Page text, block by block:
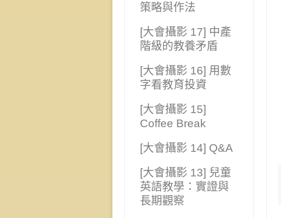
策略與作法
[大會攝影 17] 中產
階級的教養矛盾
[大會攝影 16] 用數
字看教育投資
[大會攝影 15]
Coffee Break
[大會攝影 14] Q&A
[大會攝影 13] 兒童
英語教學：實證與
長期觀察